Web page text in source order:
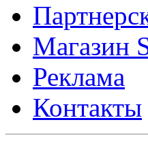
Магазин
Реклама
Контакты